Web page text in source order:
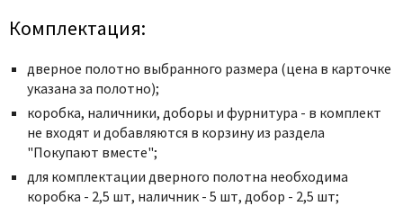
Комплектация:
дверное полотно выбранного размера (цена в карточке
указана за полотно);
коробка, наличники, доборы и фурнитура - в комплект
не входят и добавляются в корзину из раздела
"Покупают вместе";
для комплектации дверного полотна необходима
коробка - 2,5 шт, наличник - 5 шт, добор - 2,5 шт;